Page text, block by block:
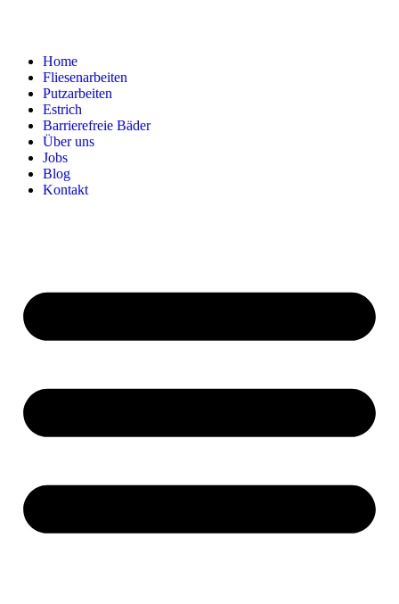
Home
Fliesenarbeiten
Putzarbeiten
Estrich
Barrierefreie Bäder
Über uns
Jobs
Blog
Kontakt